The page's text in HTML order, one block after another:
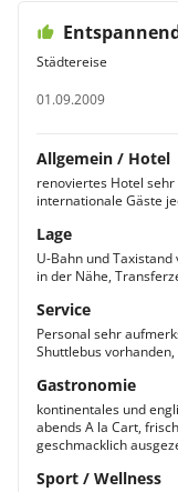
Städtereise
01.09.2009
Allgemein / Hotel
renoviertes Hotel
internationale Gäste
Lage
U-Bahn und
in der Nähe,
Service
Personal sehr
Shuttlebus
Gastronomie
kontinentales und
abends A la Cart,
geschmacklich
Sport / Wellness